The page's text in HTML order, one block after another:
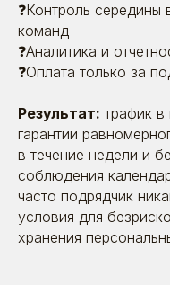
❓Контроль
команд
❓Аналитика и
❓Оплата только за
Результат: трафик
гарантии
в течение недели и
соблюдения
часто подрядчик
условия для
хранения